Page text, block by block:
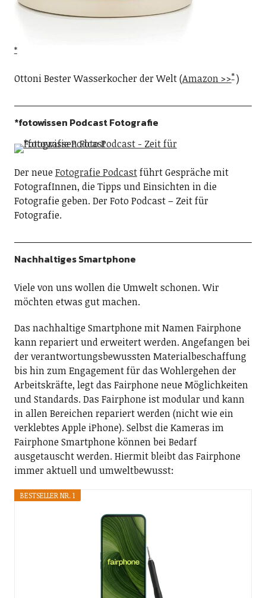
Ottoni Bester Wasserkocher der Welt (Amazon >> )
*fotowissen Podcast Fotografie
Der neueFotografie Podcastführt Gespräche mit
FotografInnen, die Tipps und Einsichten in die
Fotografie geben. Der Foto Podcast – Zeit für
Fotografie.
Nachhaltiges Smartphone
Viele von uns wollen die Umwelt schonen. Wir
möchten etwas gut machen.
Das nachhaltige Smartphone mit Namen Fairphone
kann repariert und erweitert werden. Angefangen bei
der verantwortungsbewussten Materialbeschaffung
bis hin zum Engagement für das Wohlergehen der
Arbeitskräfte, legt das Fairphone neue Möglichkeiten
und Standards. Das Fairphone ist modular und kann
in allen Bereichen repariert werden (nicht wie ein
verklebtes Apple iPhone). Selbst die Kameras im
Fairphone Smartphone können bei Bedarf
ausgetauscht werden. Hiermit bleibt das Fairphone
immer aktuell und umweltbewusst:
BESTSELLER NR. 1